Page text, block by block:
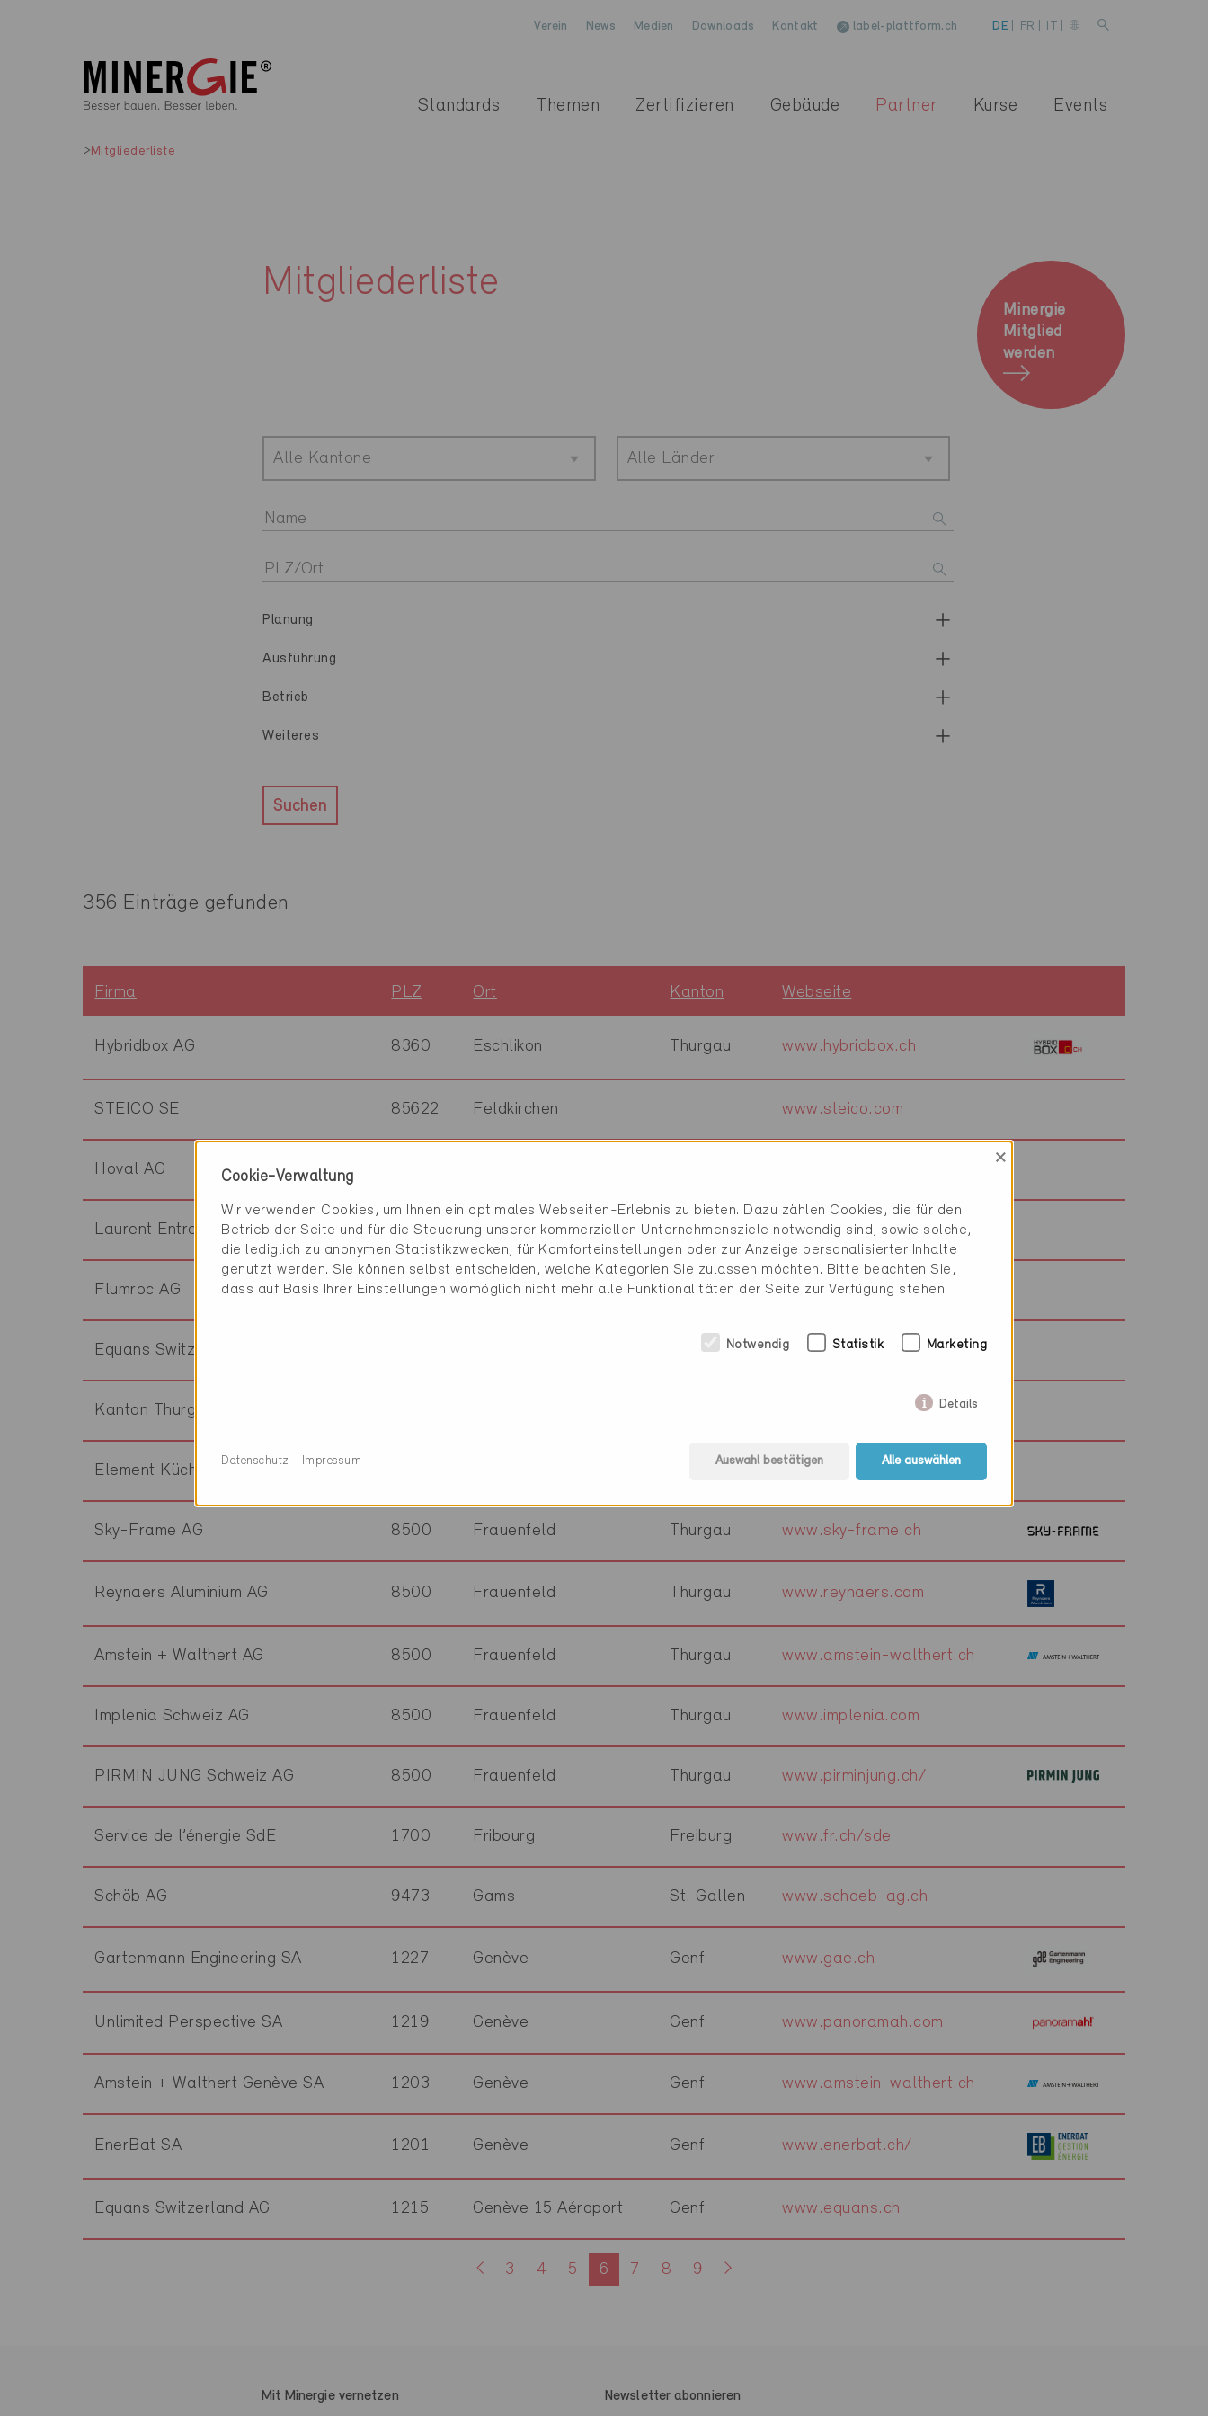
Verein News Medien Downloads Kontakt label-plattform.ch DE FR
Standards Themen Zertifizieren Gebäude Partner Kurse Events
Mitgliederliste
Mitgliederliste
Minergie
Mitglied
werden
Alle Kantone Alle Länder
Planung
Ausführung
Betrieb
Weiteres
Suchen
356 Einträge gefunden
Firma PLZ Ort Kanton Webseite
Hybridbox AG 8360 Eschlikon Thurgau www.hybridbox.ch
STEICO SE 85622 Feldkirchen www.steico.com
Hoval AG
Laurent Entreprise Générale SA 1044 Fey Waadt www.laurentsa.ch
Flumroc AG 8890 Flums St. Gallen www.flumroc.ch
Equans Switzerland AG Thurgau www.equans.ch
Kanton Thurgau
Element Küchen AG www.elementkuechen.ch
Sky-Frame AG 8500 Frauenfeld Thurgau www.sky-frame.ch
Reynaers Aluminium AG 8500 Frauenfeld Thurgau www.reynaers.com
Amstein + Walthert AG 8500 Frauenfeld Thurgau www.amstein-walthert.ch
Implenia Schweiz AG 8500 Frauenfeld Thurgau www.implenia.com
PIRMIN JUNG Schweiz AG 8500 Frauenfeld Thurgau www.pirminjung.ch/
Service de l’énergie SdE 1700 Fribourg Freiburg www.fr.ch/sde
Schöb AG 9473 Gams St. Gallen www.schoeb-ag.ch
Gartenmann Engineering SA 1227 Genève Genf www.gae.ch
Unlimited Perspective SA 1219 Genève Genf www.panoramah.com
Amstein + Walthert Genève SA 1203 Genève Genf www.amstein-walthert.ch
EnerBat SA 1201 Genève Genf www.enerbat.ch/
Equans Switzerland AG 1215 Genève 15 Aéroport Genf www.equans.ch
3 4 5 6 7 8 9
Mit Minergie vernetzen Newsletter abonnieren
Cookie-Verwaltung
×
Wir verwenden Cookies, um Ihnen ein optimales Webseiten-Erlebnis zu bieten. Dazu zählen Cookies, die für den
Betrieb der Seite und für die Steuerung unserer kommerziellen Unternehmensziele notwendig sind, sowie solche,
die lediglich zu anonymen Statistikzwecken, für Komforteinstellungen oder zur Anzeige personalisierter Inhalte
genutzt werden. Sie können selbst entscheiden, welche Kategorien Sie zulassen möchten. Bitte beachten Sie,
dass auf Basis Ihrer Einstellungen womöglich nicht mehr alle Funktionalitäten der Seite zur Verfügung stehen.
Notwendig Statistik Marketing
Details
Auswahl bestätigen Alle auswählen
Datenschutz Impressum